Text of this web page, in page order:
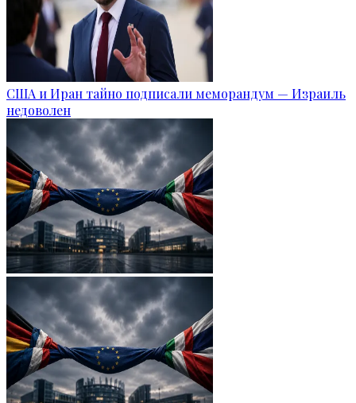
США и Иран тайно подписали меморандум — Израиль
недоволен